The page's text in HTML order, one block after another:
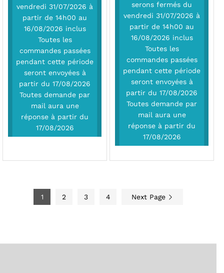
vendredi 31/07/2026 à
partir de 14h00 au
16/08/2026 inclus
Toutes les
commandes passées
pendant cette période
seront envoyées à
partir du 17/08/2026
Toutes demande par
mail aura une
réponse à partir du
17/08/2026
serons fermés du
vendredi 31/07/2026 à
partir de 14h00 au
16/08/2026 inclus
Toutes les
commandes passées
pendant cette période
seront envoyées à
partir du 17/08/2026
Toutes demande par
mail aura une
réponse à partir du
17/08/2026
1 2 3 4 Next Page